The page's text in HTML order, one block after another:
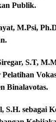
Publik.
M.Psi,
S.T,
Binalavotas.
sebagai